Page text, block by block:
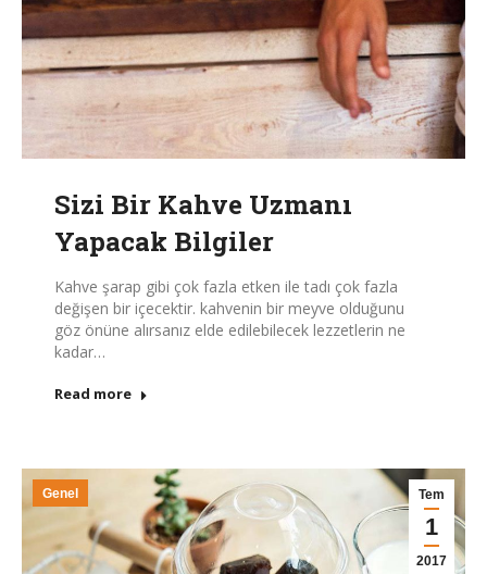
Sizi Bir Kahve Uzmanı
Yapacak Bilgiler
Kahve şarap gibi çok fazla etken ile tadı çok fazla
değişen bir içecektir. kahvenin bir meyve olduğunu
göz önüne alırsanız elde edilebilecek lezzetlerin ne
kadar…
Read more
Tem
1
2017
Genel